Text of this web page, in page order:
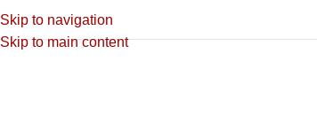
Skip to navigation
Skip to main content